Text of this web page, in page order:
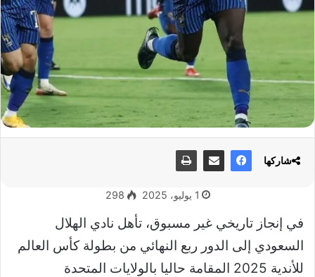
1 يوليو، 2025 298
في إنجاز تاريخي غير مسبوق، تأهل نادي الهلال
السعودي إلى الدور ربع النهائي من بطولة كأس العالم
للأندية 2025 المقامة حاليا بالولايات المتحدة
شاركها